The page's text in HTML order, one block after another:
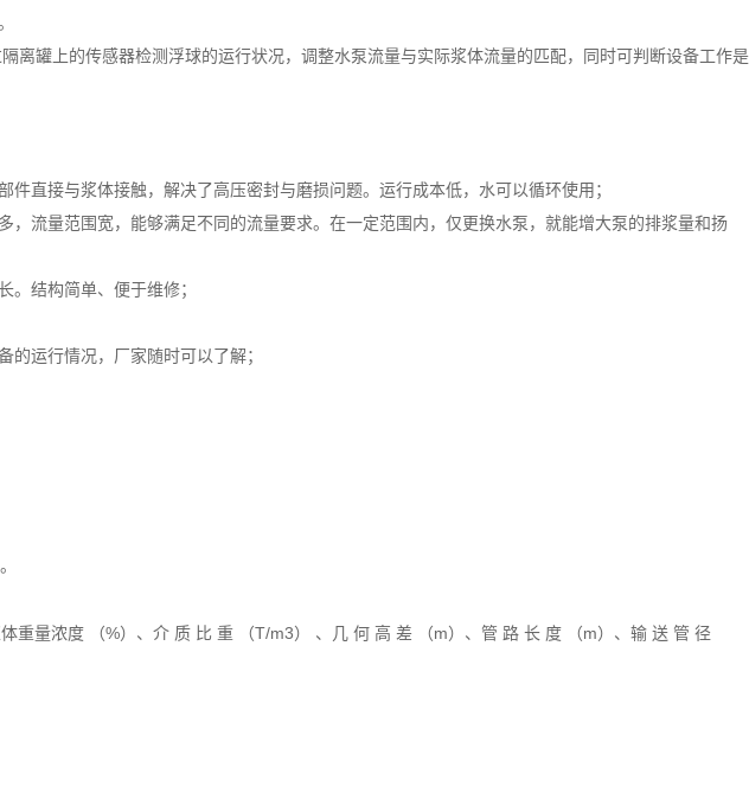
离罐上的传感器检测浮球的运行状况，调整水泵流量与实际浆体流量的匹配，同时可判断设备工作是
直接与浆体接触，解决了高压密封与磨损问题。运行成本低，水可以循环使用；
，流量范围宽，能够满足不同的流量要求。在一定范围内，仅更换水泵，就能增大泵的排浆量和扬
。结构简单、便于维修；
运行情况，厂家随时可以了解；
重量浓度 （%）、介 质 比 重 （T/m3） 、几 何 高 差 （m）、管 路 长 度 （m）、输 送 管 径